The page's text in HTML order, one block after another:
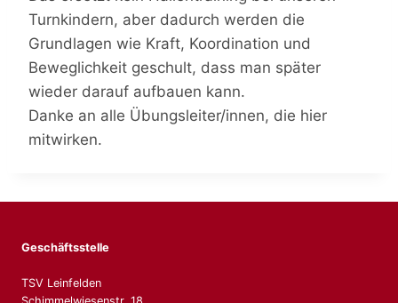
Turnkindern, aber dadurch werden die
Grundlagen wie Kraft, Koordination und
Beweglichkeit geschult, dass man später
wieder darauf aufbauen kann.
Danke an alle Übungsleiter/innen, die hier
mitwirken.
Geschäftsstelle
TSV Leinfelden